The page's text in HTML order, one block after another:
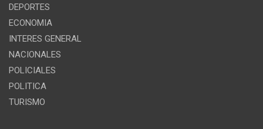
DEPORTES
ECONOMIA
INTERES GENERAL
NACIONALES
POLICIALES
POLITICA
TURISMO